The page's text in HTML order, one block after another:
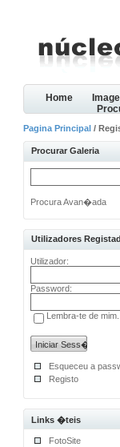
Home
Pagina Principal /
Procurar Galeria
Procura Avan�ada
Utilizadores
Utilizador:
Password:
Lembra-te de mim.
Esqueceu a
Registo
Links �teis
FotoSite